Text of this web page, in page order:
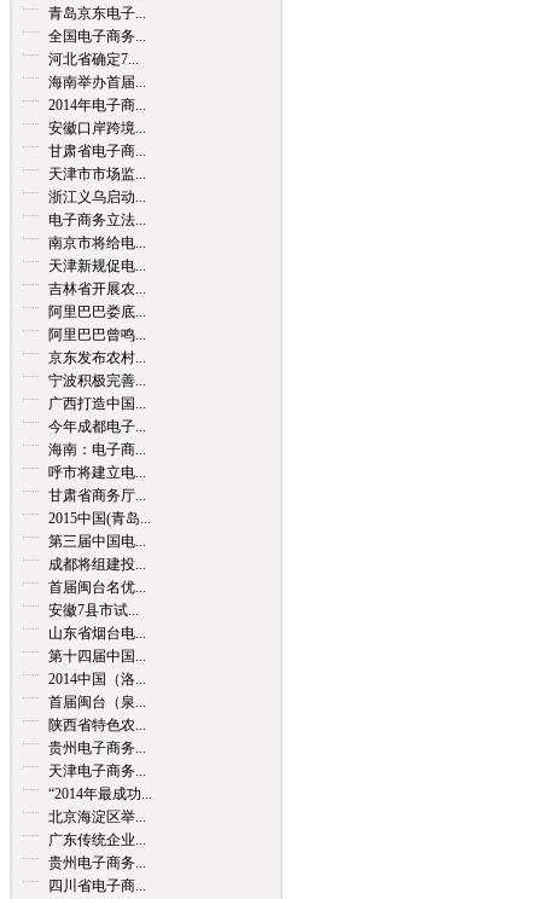
青岛京东电子...
全国电子商务...
河北省确定7...
海南举办首届...
2014年电子商...
安徽口岸跨境...
甘肃省电子商...
天津市市场监...
浙江义乌启动...
电子商务立法...
南京市将给电...
天津新规促电...
吉林省开展农...
阿里巴巴娄底...
阿里巴巴曾鸣...
京东发布农村...
宁波积极完善...
广西打造中国...
今年成都电子...
海南：电子商...
呼市将建立电...
甘肃省商务厅...
2015中国(青岛...
第三届中国电...
成都将组建投...
首届闽台名优...
安徽7县市试...
山东省烟台电...
第十四届中国...
2014中国（洛...
首届闽台（泉...
陕西省特色农...
贵州电子商务...
天津电子商务...
“2014年最成功...
北京海淀区举...
广东传统企业...
贵州电子商务...
四川省电子商...